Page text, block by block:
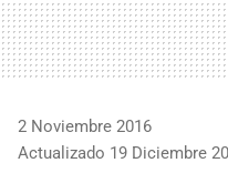
2 Noviembre 2016
Actualizado 19 Diciembre